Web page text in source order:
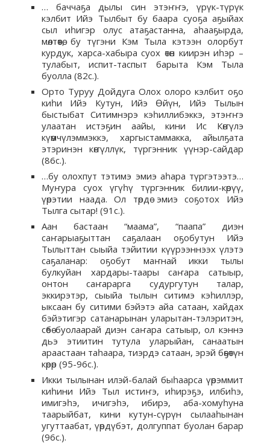
… баччаҕа дылы син этэҥҥэ, үрүк-түрүк
кэлбит Ийэ Тылбыт бу баара суоҕа аҕыйах
сыл иһигэр олус атаҕастанна, аһааҕырда,
мөлтөөтө, бу түгэни Кэм Тыла кэтээн олорбут
курдук, харса-хабыра суох өтөн киирэн иһэр –
тулабыт, испит-таспыт барыта Кэм Тыла
буолла (82с.).
Орто Туруу Дойдуга Олох олоро кэлбит оҕо
киһи Ийэ Кутун, Ийэ Өйүн, Ийэ Тылын
быстыбат Ситимнэрэ кэһиллибэккэ, этэҥҥэ
улаатан истэҕин аайы, кини Ис Көҥүлэ
күөмчүлэммэккэ, харгыстаммакка, айылҕата
этэринэн көҥүллүк, түргэнник үүнэр-сайдар
(86с.).
…бу олохпут тэтимэ эмиэ аһара түргэтээтэ…
Муҥура суох үгүһү түргэнник билии-көрүү,
үөрэтии наада. Ол төрдө эмиэ соҕотох Ийэ
Тылга сытар! (91с.).
Аан бастаан “маама”, “паапа” диэн
саҥарыаҕыттан саҕалаан оҕобутун Ийэ
Тылыттан сыыйа тэйитии күүрээннээх үлэтэ
саҕаланар: оҕобут маҥнай икки тылы
булкуйан хардары-таары саҥара сатыыр,
онтон саҥарарга судургутун талар,
эккирэтэр, сыыйа тылын ситимэ кэһиллэр,
ыксаан бу ситими бэйэтэ айа сатаан, хайдах
бэйэтигэр сатанарынан уларытан-тэлэритэн,
сөбө буолаарай диэн саҥара сатыыр, ол кэннэ
дьэ этиитин тутула уларыйан, санаатын
араастаан таһаара, тиэрдэ сатаан, эрэй бөҕөтүн
көрөр (95-96с.).
Икки тылынан илэй-балай быһаарса үөрэммит
киһини Ийэ Тыл истиҥэ, иһирэҕэ, илбиһэ,
имигэһэ, ичигэһэ, ибирэ, аба-хомуһуна
таарыйбат, кини кутун-сүрүн сылааһынан
угуттаабат, үөрдүбэт, долгуппат буолан барар
(96с.).